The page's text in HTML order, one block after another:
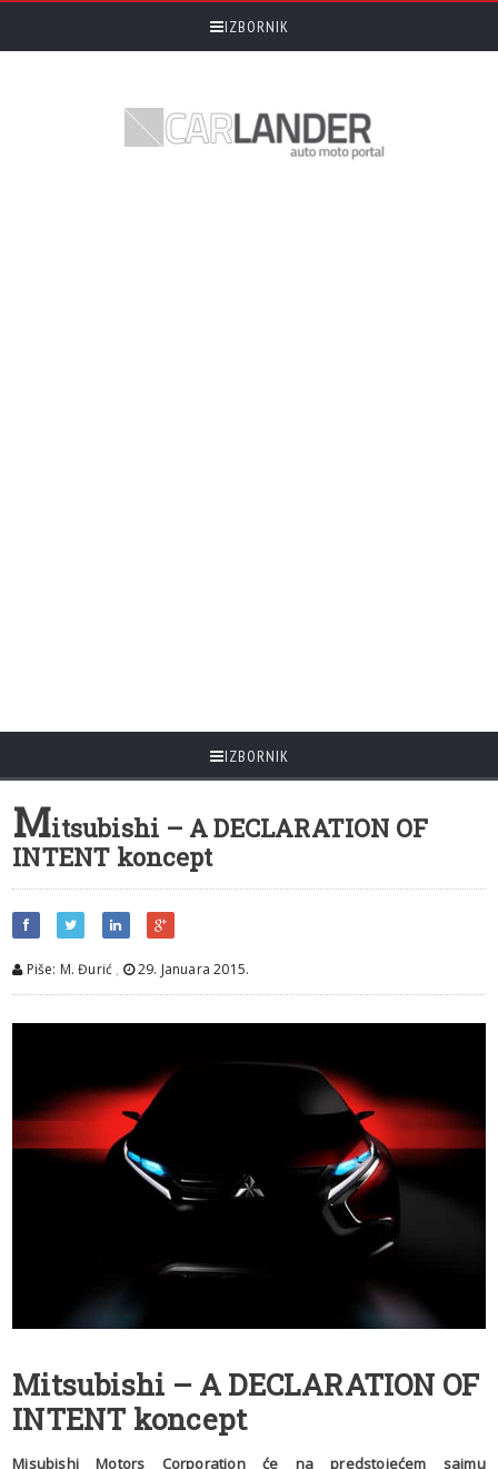
IZBORNIK
IZBORNIK
Mitsubishi – A DECLARATION OF
INTENT koncept
Piše: M. Đurić , 29. Januara 2015.
Mitsubishi – A DECLARATION OF
INTENT koncept
Misubishi Motors Corporation će na predstojećem sajmu